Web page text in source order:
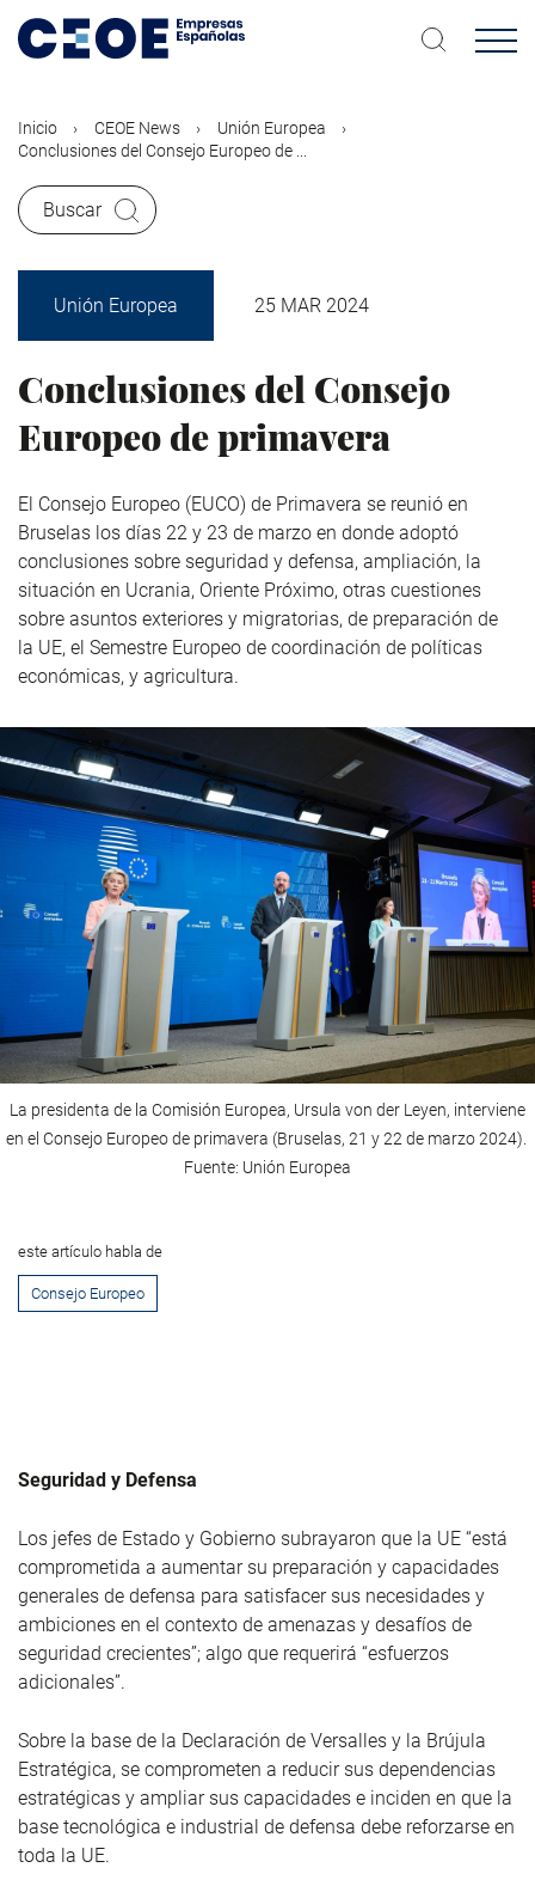
contenido
Inicio CEOE News
Unión Europea
Conclusiones del Consejo Europeo de ...
Buscar
Unión Europea 25 MAR 2024
Conclusiones del Consejo
Europeo de primavera
El Consejo Europeo (EUCO) de Primavera se reunió en
Bruselas los días 22 y 23 de marzo en donde adoptó
conclusiones sobre seguridad y defensa, ampliación, la
situación en Ucrania, Oriente Próximo, otras cuestiones
sobre asuntos exteriores y migratorias, de preparación de
la UE, el Semestre Europeo de coordinación de políticas
económicas, y agricultura.
La presidenta de la Comisión Europea, Ursula von der Leyen, interviene
en el Consejo Europeo de primavera (Bruselas, 21 y 22 de marzo 2024).
Fuente: Unión Europea
este artículo habla de
Consejo Europeo
Seguridad y Defensa
Los jefes de Estado y Gobierno subrayaron que la UE “está
comprometida a aumentar su preparación y capacidades
generales de defensa para satisfacer sus necesidades y
ambiciones en el contexto de amenazas y desafíos de
seguridad crecientes”; algo que requerirá “esfuerzos
adicionales”.
Sobre la base de la Declaración de Versalles y la Brújula
Estratégica, se comprometen a reducir sus dependencias
estratégicas y ampliar sus capacidades e inciden en que la
base tecnológica e industrial de defensa debe reforzarse en
toda la UE.